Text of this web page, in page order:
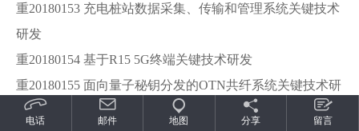
重20180153 充电桩站数据采集、传输和管理系统关键技术
研发
重20180154 基于R15 5G终端关键技术研发
重20180155 面向量子秘钥分发的OTN共纤系统关键技术研
发
电话 邮件 地图 分享 留言